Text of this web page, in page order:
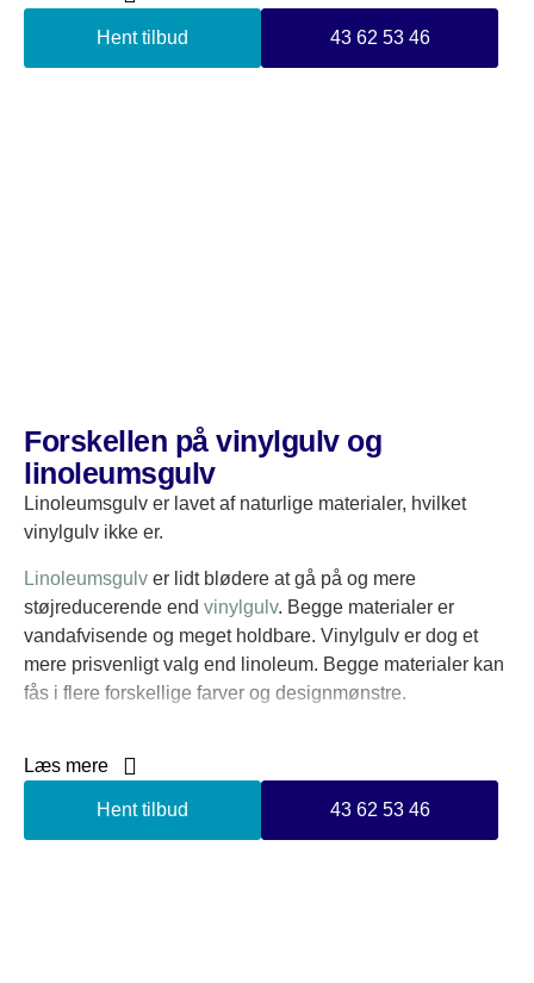
Hent tilbud 43 62 53 46
Forskellen på vinylgulv og
linoleumsgulv
Linoleumsgulv er lavet af naturlige materialer, hvilket
vinylgulv ikke er.
Linoleumsgulv er lidt blødere at gå på og mere
støjreducerende end vinylgulv. Begge materialer er
vandafvisende og meget holdbare. Vinylgulv er dog et
mere prisvenligt valg end linoleum. Begge materialer kan
fås i flere forskellige farver og designmønstre.
klar med professionel belægning udført til perfektion. Hvis
Læs mere
Hent tilbud 43 62 53 46